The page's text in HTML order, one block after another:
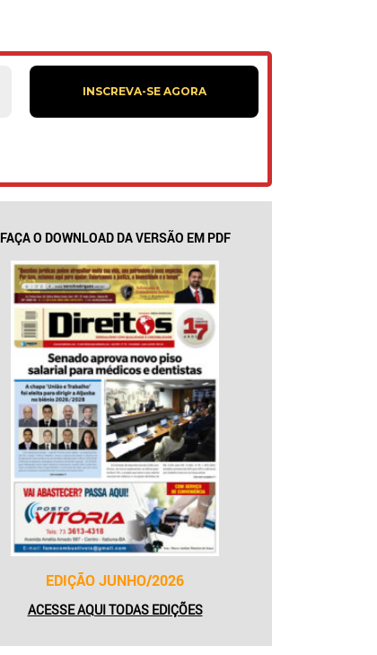
FAÇA O DOWNLOAD DA VERSÃO EM PDF
EDIÇÃO JUNHO/2026
ACESSE AQUI TODAS EDIÇÕES